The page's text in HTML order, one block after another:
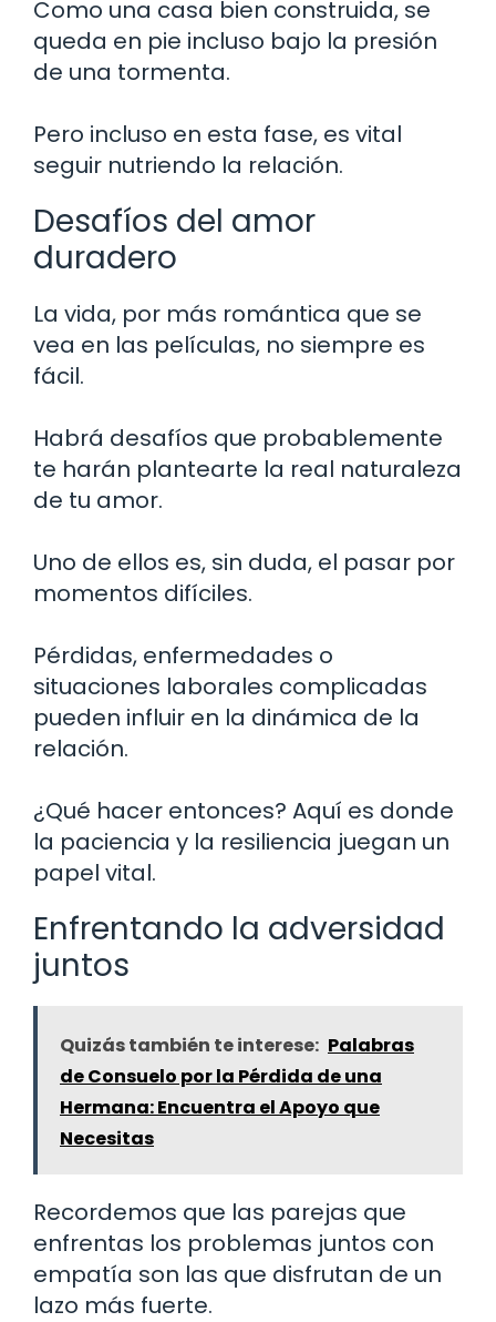
Como una casa bien construida, se
queda en pie incluso bajo la presión
de una tormenta.
Pero incluso en esta fase, es vital
seguir nutriendo la relación.
Desafíos del amor
duradero
La vida, por más romántica que se
vea en las películas, no siempre es
fácil.
Habrá desafíos que probablemente
te harán plantearte la real naturaleza
de tu amor.
Uno de ellos es, sin duda, el pasar por
momentos difíciles.
Pérdidas, enfermedades o
situaciones laborales complicadas
pueden influir en la dinámica de la
relación.
¿Qué hacer entonces? Aquí es donde
la paciencia y la resiliencia juegan un
papel vital.
Enfrentando la adversidad
juntos
Quizás también te interese: Palabras
de Consuelo por la Pérdida de una
Hermana: Encuentra el Apoyo que
Necesitas
Recordemos que las parejas que
enfrentas los problemas juntos con
empatía son las que disfrutan de un
lazo más fuerte.